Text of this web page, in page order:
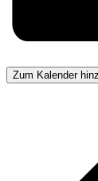
Zum Kalender